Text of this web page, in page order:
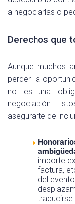
a negociarlas o
Derechos que
Aunque muchos
perder la
no es una
negociación.
asegurarte de
importe
factura,
del
traducirse